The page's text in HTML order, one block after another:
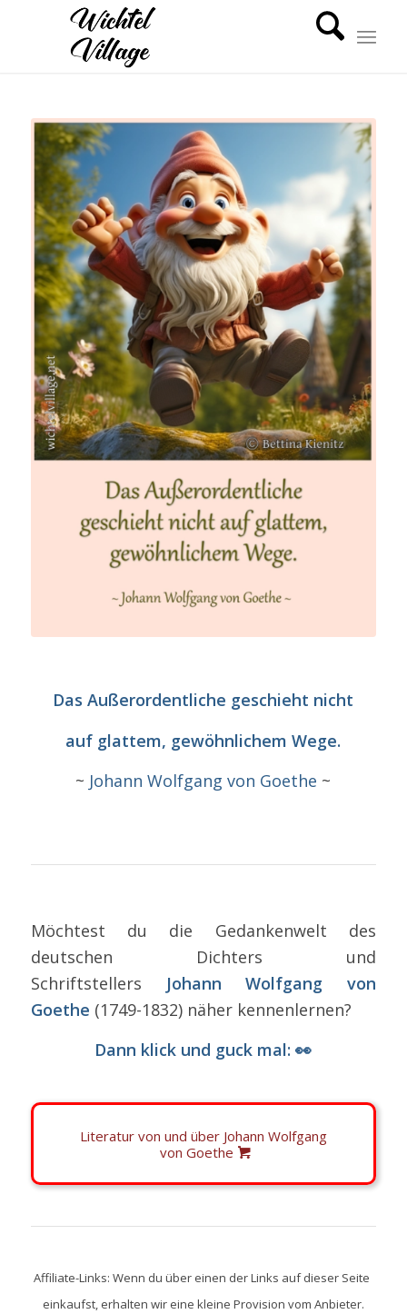
Das Außerordentliche geschieht nicht
auf glattem, gewöhnlichem Wege.
~ Johann Wolfgang von Goethe ~
Möchtest du die Gedankenwelt des
deutschen Dichters und
Schriftstellers
Johann Wolfgang von
Goethe (1749-1832) näher kennenlernen?
Dann klick und guck mal: 👀
Literatur von und über Johann Wolfgang
von Goethe
Affiliate-Links: Wenn du über einen der Links auf dieser Seite
einkaufst, erhalten wir eine kleine Provision vom Anbieter.